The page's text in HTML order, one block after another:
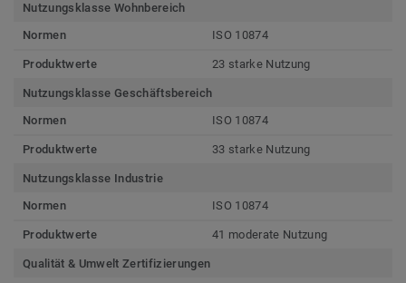
Nutzungsklasse Wohnbereich
Normen
ISO 10874
Produktwerte 23 starke Nutzung
Nutzungsklasse Geschäftsbereich
Normen
ISO 10874
Produktwerte 33 starke Nutzung
Nutzungsklasse Industrie
Normen
ISO 10874
Produktwerte 41 moderate Nutzung
Qualität & Umwelt Zertifizierungen